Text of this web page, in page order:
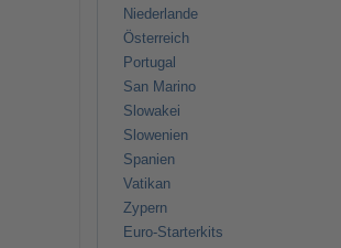
Niederlande
Österreich
Portugal
San Marino
Slowakei
Slowenien
Spanien
Vatikan
Zypern
Euro-Starterkits